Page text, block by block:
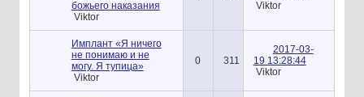
божьего наказания
Viktor
Viktor
Имплант «Я ничего
не понимаю и не
могу. Я тупица»
Viktor
0 311
2017-03-
19 13:28:44
Viktor